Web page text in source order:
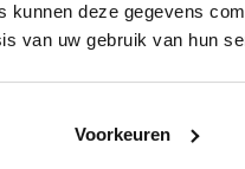
deze gegevens
van uw gebruik van hun
Voorkeuren
gram